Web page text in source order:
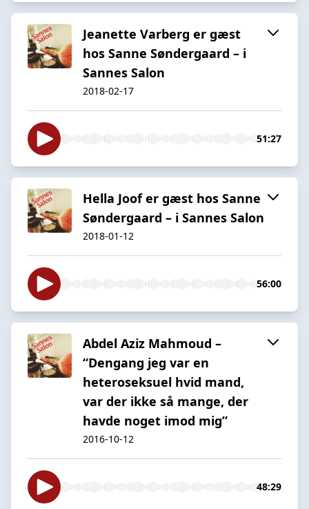
Jeanette Varberg er gæst
hos Sanne Søndergaard – i
Sannes Salon
2018-02-17
51:27
Hella Joof er gæst hos Sanne
Søndergaard – i Sannes Salon
2018-01-12
56:00
Abdel Aziz Mahmoud –
“Dengang jeg var en
heteroseksuel hvid mand,
var der ikke så mange, der
havde noget imod mig”
2016-10-12
48:29